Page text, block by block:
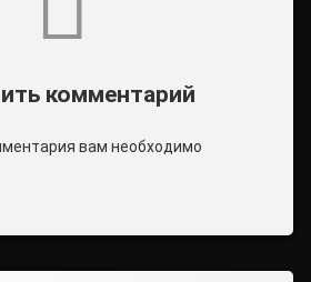
комментарий
вам необходимо